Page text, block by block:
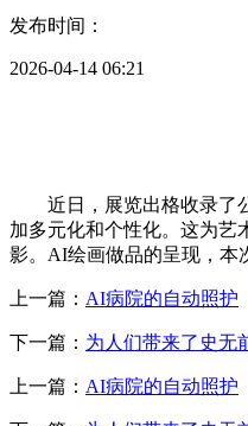
发布时间：
2026-04-14 06:21
近日，展览出格收录了公
加多元化和个性化。这为艺
影。AI绘画做品的呈现，本
上一篇： AI病院的自动照护
下一篇： 为人们带来了史无
上一篇： AI病院的自动照护